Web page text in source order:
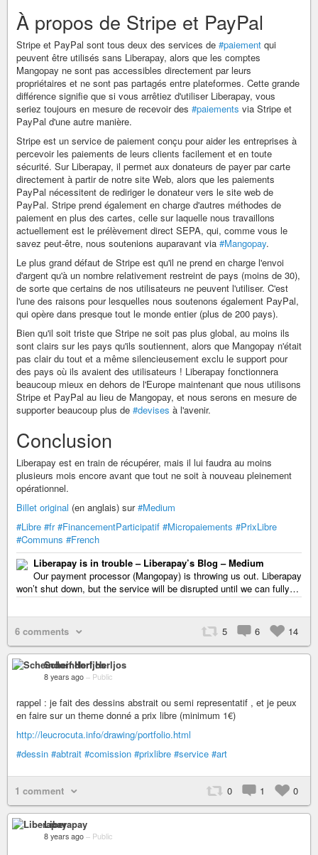
À propos de Stripe et PayPal
Stripe et PayPal sont tous deux des services de #paiement qui
peuvent être utilisés sans Liberapay, alors que les comptes
Mangopay ne sont pas accessibles directement par leurs
propriétaires et ne sont pas partagés entre plateformes. Cette grande
différence signifie que si vous arrêtiez d'utiliser Liberapay, vous
seriez toujours en mesure de recevoir des #paiements via Stripe et
PayPal d'une autre manière.
Stripe est un service de paiement conçu pour aider les entreprises à
percevoir les paiements de leurs clients facilement et en toute
sécurité. Sur Liberapay, il permet aux donateurs de payer par carte
directement à partir de notre site Web, alors que les paiements
PayPal nécessitent de rediriger le donateur vers le site web de
PayPal. Stripe prend également en charge d'autres méthodes de
paiement en plus des cartes, celle sur laquelle nous travaillons
actuellement est le prélèvement direct SEPA, qui, comme vous le
savez peut-être, nous soutenions auparavant via #Mangopay.
Le plus grand défaut de Stripe est qu'il ne prend en charge l'envoi
d'argent qu'à un nombre relativement restreint de pays (moins de 30),
de sorte que certains de nos utilisateurs ne peuvent l'utiliser. C'est
l'une des raisons pour lesquelles nous soutenons également PayPal,
qui opère dans presque tout le monde entier (plus de 200 pays).
Bien qu'il soit triste que Stripe ne soit pas plus global, au moins ils
sont clairs sur les pays qu'ils soutiennent, alors que Mangopay n'était
pas clair du tout et a même silencieusement exclu le support pour
des pays où ils avaient des utilisateurs ! Liberapay fonctionnera
beaucoup mieux en dehors de l'Europe maintenant que nous utilisons
Stripe et PayPal au lieu de Mangopay, et nous serons en mesure de
supporter beaucoup plus de #devises à l'avenir.
Conclusion
Liberapay est en train de récupérer, mais il lui faudra au moins
plusieurs mois encore avant que tout ne soit à nouveau pleinement
opérationnel.
Billet original (en anglais) sur#Medium
#Libre #fr #FinancementParticipatif #Micropaiements #PrixLibre
#Communs #French
Liberapay is in trouble – Liberapay’s Blog – Medium
Our payment processor (Mangopay) is throwing us out. Liberapay
won’t shut down, but the service will be disrupted until we can fully…
6 comments 5 6 14
Scheindorf Herljos
8 years ago – Public
rappel : je fait des dessins abstrait ou semi representatif , et je peux
en faire sur un theme donné a prix libre (minimum 1€)
http://leucrocuta.info/drawing/portfolio.html
#dessin #abtrait #comission #prixlibre #service #art
1 comment 0 1 0
Liberapay
8 years ago – Public